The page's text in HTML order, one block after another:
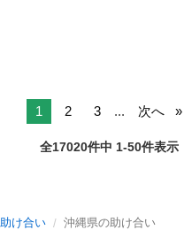
1 2 3 ... 次へ
全17020件中 1-50件表示
助け合い 沖縄県の助け合い